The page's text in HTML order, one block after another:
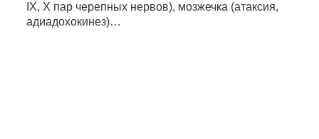
IX, X пар черепных нервов), мозжечка (атаксия,
адиадохокинез)…